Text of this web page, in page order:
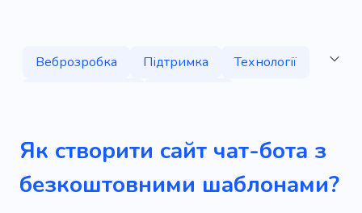
Веброзробка Підтримка
Технології
Рішення
Штучний інтелект
Творчий
Бренд
Маркетинг Вміст
Послуги
Як створити сайт чат-бота з
безкоштовними шаблонами?